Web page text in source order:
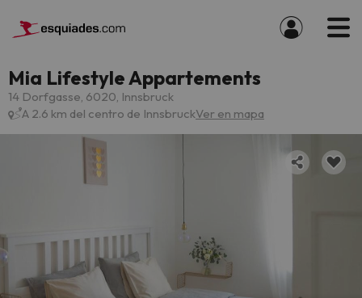
Mia Lifestyle Appartements
14 Dorfgasse, 6020, Innsbruck
A 2.6 km del centro de InnsbruckVer en mapa